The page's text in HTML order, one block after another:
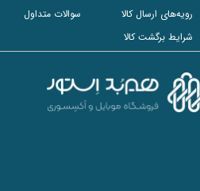
رویه‌های ارسال کالا
شرایط برگشت کالا
سوالات متداول